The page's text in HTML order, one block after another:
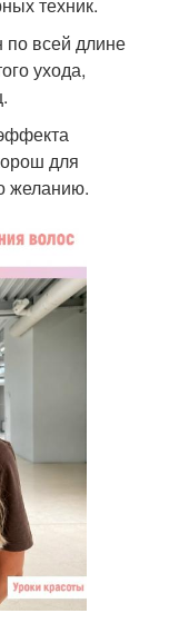
всей длине
ухода,
для
желанию.